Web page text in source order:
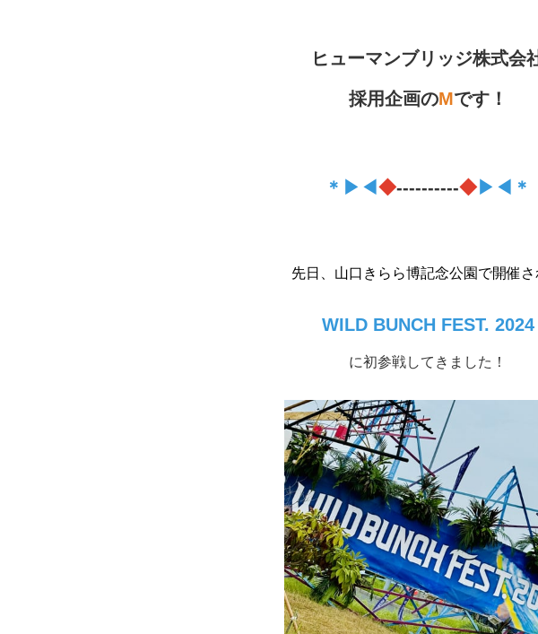
ヒューマンブリッジ株式会
採用企画のMです！
＊▶◀◆----------◆▶◀＊
先日、山口きらら博記念公園で開催さ
WILD BUNCH FEST. 2024
に初参戦してきました！